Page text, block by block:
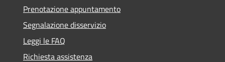
Prenotazione appuntamento
Segnalazione disservizio
Leggi le FAQ
Richiesta assistenza